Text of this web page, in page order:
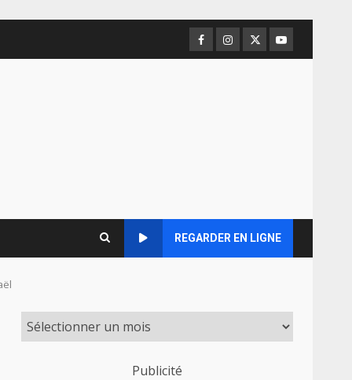
Facebook
Instagram
TwitterYoutube
REGARDER EN LIGNE
Publicité